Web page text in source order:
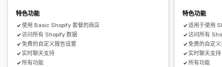
销售税映射 银行对账
特色功能
使用 Basic Shopify 套餐的商店
访问所有 Shopify 数据
免费的自定义报告设置
实时聊天支持
所有功能
特色功能
适用于使用
访问所有
免费的自定
实时聊天支持
所有功能